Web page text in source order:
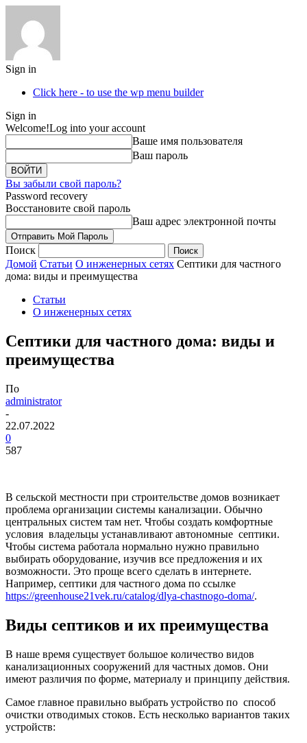
Sign in
Click here - to use the wp menu builder
Sign in
Welcome!Log into your account
Ваше имя пользователя
Ваш пароль
Вы забыли свой пароль?
Password recovery
Восстановите свой пароль
Ваш адрес электронной почты
Поиск
Домой Статьи О инженерных сетях Септики для частного
дома: виды и преимущества
Статьи
О инженерных сетях
Септики для частного дома: виды и
преимущества
По
administrator
-
22.07.2022
0
587
В сельской местности при строительстве домов возникает
проблема организации системы канализации. Обычно
центральных систем там нет. Чтобы создать комфортные
условия владельцы устанавливают автономные септики.
Чтобы система работала нормально нужно правильно
выбирать оборудование, изучив все предложения и их
возможности. Это проще всего сделать в интернете.
Например, септики для частного дома по ссылке
https://greenhouse21vek.ru/catalog/dlya-chastnogo-doma/.
Виды септиков и их преимущества
В наше время существует большое количество видов
канализационных сооружений для частных домов. Они
имеют различия по форме, материалу и принципу действия.
Самое главное правильно выбрать устройство по способ
очистки отводимых стоков. Есть несколько вариантов таких
устройств: